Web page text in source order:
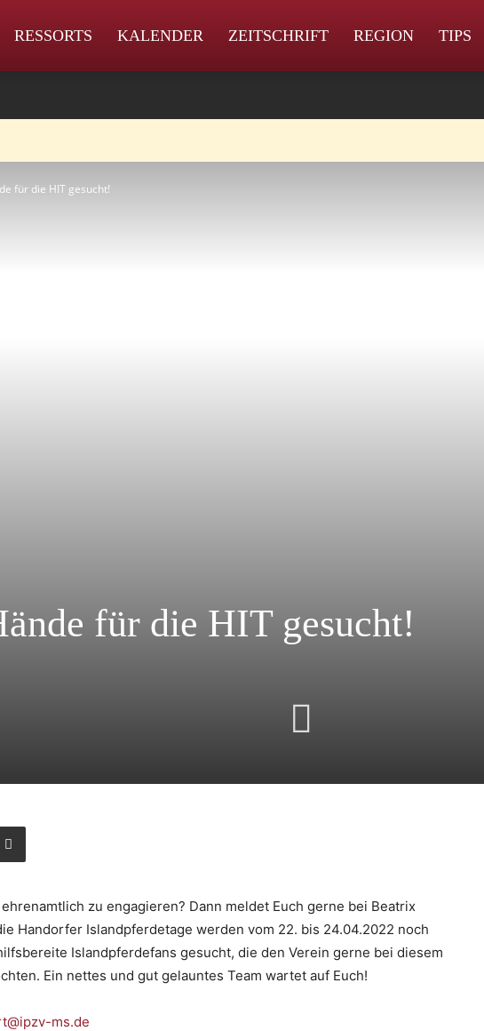
RESSORTS KALENDER ZEITSCHRIFT REGION TIPS
für die HIT gesucht!
für die HIT gesucht!
zu engagieren? Dann meldet Euch gerne bei Beatrix
Handorfer Islandpferdetage werden vom 22. bis 24.04.2022 noch
Islandpferdefans gesucht, die den Verein gerne bei diesem
Ein nettes und gut gelauntes Team wartet auf Euch!
ms.de